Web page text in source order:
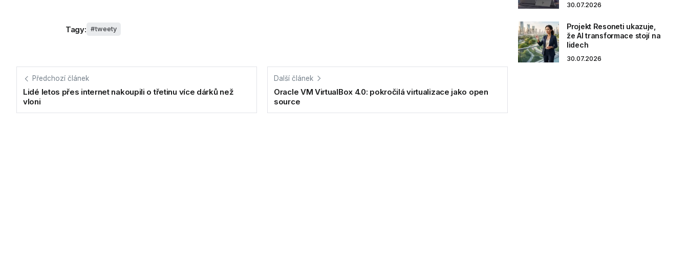
Tagy: tweety
Předchozí článek
Lidé letos přes internet nakoupili o třetinu více dárků než
vloni
Další článek
Oracle VM VirtualBox 4.0: pokročilá virtualizace jako open
source
30.07.2026
Projekt Resoneti ukazuje,
že AI transformace stojí na
lidech
30.07.2026